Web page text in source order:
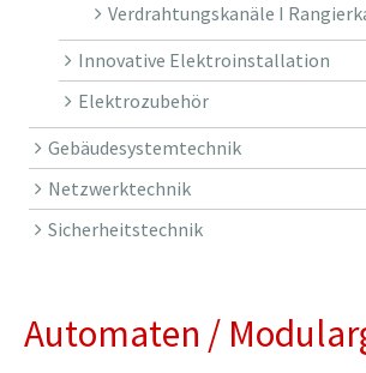
Verdrahtungskanäle I
Innovative Elektroinstallation
Elektrozubehör
Gebäudesystemtechnik
Netzwerktechnik
Sicherheitstechnik
Automaten /